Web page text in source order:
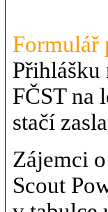
Formulář
Přihlášku
FČST na
stačí
Zájemci
Scout